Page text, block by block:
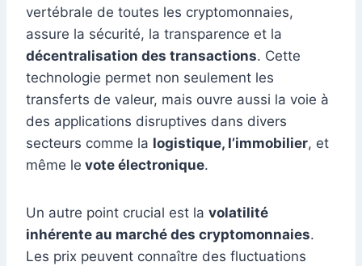
vertébrale de toutes les cryptomonnaies,
assure la sécurité, la transparence et la
décentralisation des transactions. Cette
technologie permet non seulement les
transferts de valeur, mais ouvre aussi la voie à
des applications disruptives dans divers
secteurs comme la logistique, l’immobilier, et
même le vote électronique.
Un autre point crucial est la volatilité
inhérente au marché des cryptomonnaies.
Les prix peuvent connaître des fluctuations